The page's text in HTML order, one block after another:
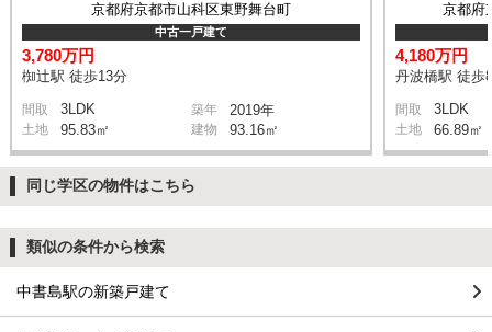
京都府京都市山科区東野舞台町
中古一戸建て
3,780万円
椥辻駅 徒歩13分
間取 3LDK 築年 2019年
土地 95.83㎡ 建物 93.16㎡
京都府
4,180万円
丹波橋駅 徒歩
間取 3LDK
土地 66.89㎡
同じ学区の物件はこちら
類似の条件から検索
中書島駅の新築戸建て